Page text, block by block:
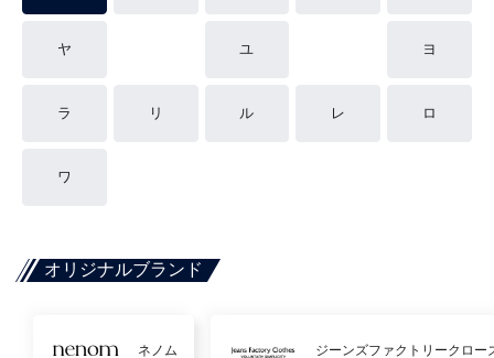
ヤ ユ ヨ
ラ リ ル レ ロ
ワ
オリジナルブランド
ネノム ジーンズファクトリークロー